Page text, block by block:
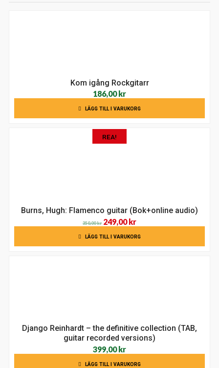
Kom igång Rockgitarr
186,00 kr
LÄGG TILL I VARUKORG
REA!
Burns, Hugh: Flamenco guitar (Bok+online audio)
350,00kr Det
ursprungliga
priset
249,00 krDet
nuvarande
priset
LÄGG TILL I VARUKORG
Django Reinhardt – the definitive collection (TAB,
guitar recorded versions)
399,00kr
LÄGG TILL I VARUKORG